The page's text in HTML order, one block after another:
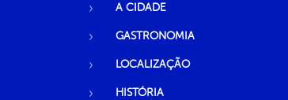
A CIDADE
GASTRONOMIA
LOCALIZAÇÃO
HISTÓRIA